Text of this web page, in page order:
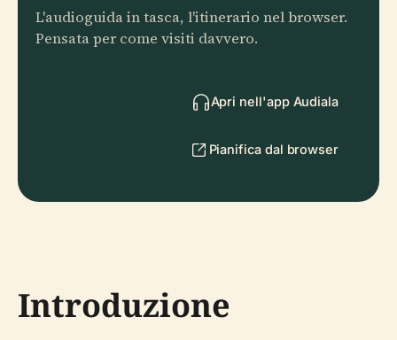
L'audioguida in tasca, l'itinerario nel browser.
Pensata per come visiti davvero.
Apri nell'app Audiala
Pianifica dal browser
Introduzione